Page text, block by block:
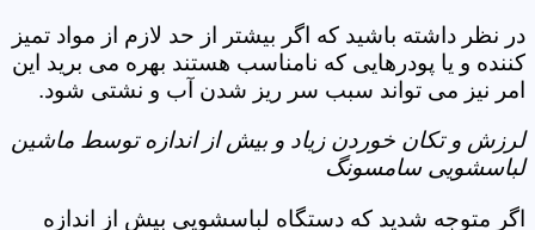
در نظر داشته باشید که اگر بیشتر از حد لازم از مواد تمیز
کننده و یا پودرهایی که نامناسب هستند بهره می برید این
امر نیز می تواند سبب سر ریز شدن آب و نشتی شود.
لرزش و تکان خوردن زیاد و بیش از اندازه توسط ماشین
لباسشویی سامسونگ
اگر متوجه شدید که دستگاه لباسشویی بیش از اندازه